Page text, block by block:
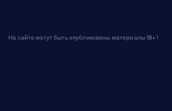
На сайте могут быть опубликованы материалы 18+!